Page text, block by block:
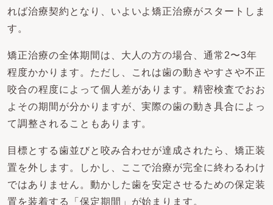
れば治療契約となり、いよいよ矯正治療がスタートしま
す。
矯正治療の全体期間は、大人の方の場合、通常2〜3年
程度かかります。ただし、これは歯の動きやすさや不正
咬合の程度によって個人差があります。精密検査でおお
よその期間が分かりますが、実際の歯の動き具合によっ
て調整されることもあります。
目標とする歯並びと咬み合わせが達成されたら、矯正装
置を外します。しかし、ここで治療が完全に終わるわけ
ではありません。動かした歯を安定させるための保定装
置を装着する「保定期間」が始まります。